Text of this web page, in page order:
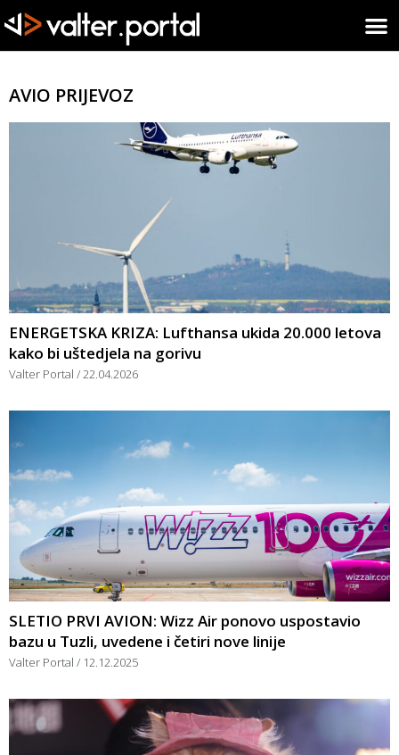
AVIO PRIJEVOZ
ENERGETSKA KRIZA: Lufthansa ukida 20.000 letova
kako bi uštedjela na gorivu
Valter Portal 22.04.2026
SLETIO PRVI AVION: Wizz Air ponovo uspostavio
bazu u Tuzli, uvedene i četiri nove linije
Valter Portal 12.12.2025